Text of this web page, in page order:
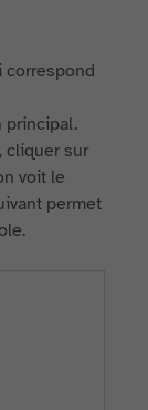
correspond
principal.
cliquer sur
voit le
permet